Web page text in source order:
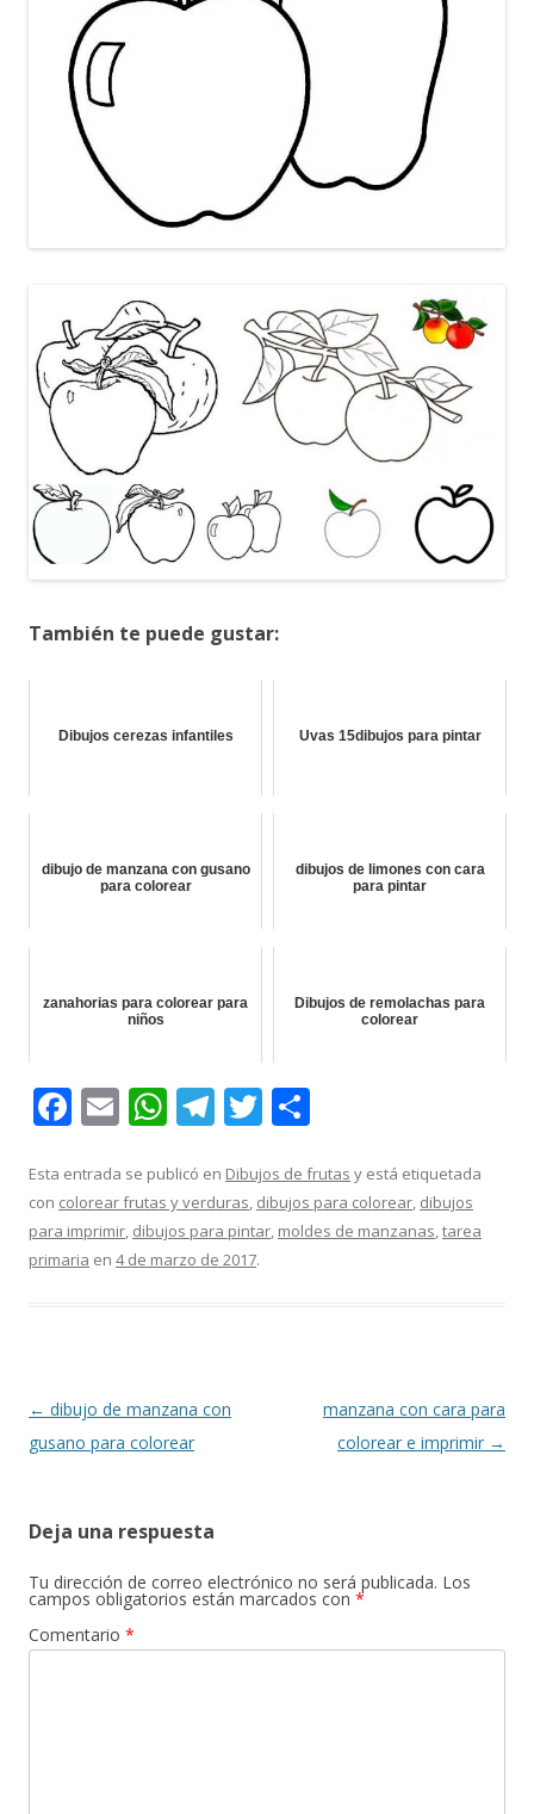
También te puede gustar:
Dibujos cerezas infantiles Uvas 15dibujos para pintar
dibujo de manzana con gusano
para colorear
dibujos de limones con cara
para pintar
zanahorias para colorear para
niños
Dibujos de remolachas para
colorear
F
e
b
o
E
ai
l
W
at
s
A
T
e
gr
a
T
itt
er
m
p
Esta entrada se publicó en Dibujos de frutas y está etiquetada
con colorear frutas y verduras, dibujos para colorear, dibujos
para imprimir, dibujos para pintar, moldes de manzanas,tarea
primaria en 4 de marzo de 2017.
Navegación
de
← dibujo de manzana con
gusano para colorear
manzana con cara para
colorear e imprimir →
Deja una respuesta
Tu dirección de correo electrónico no será publicada. Los
campos obligatorios están marcados con *
Comentario *